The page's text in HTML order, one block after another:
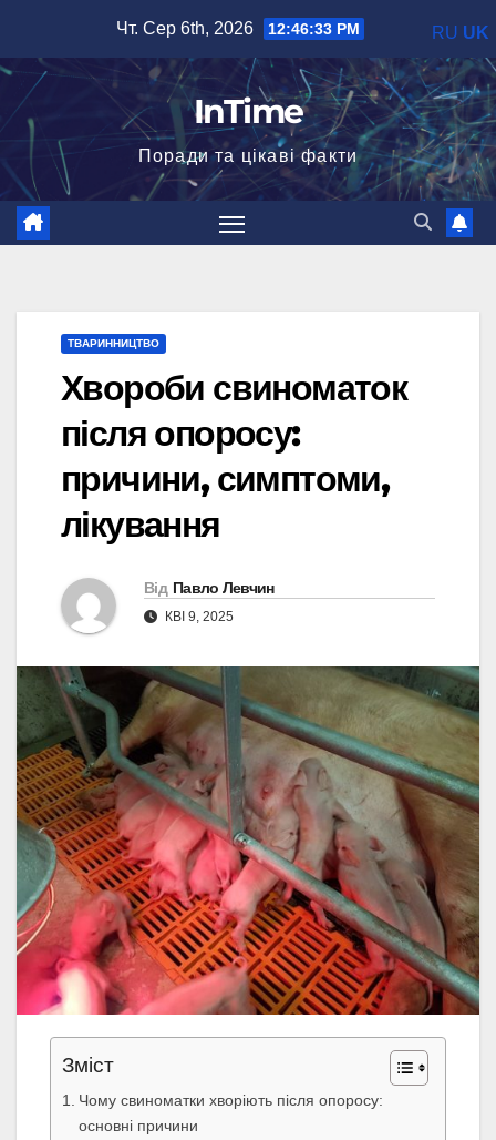
вмісту
Чт. Сер 6th, 2026 12:46:35 PM
InTime
Поради та цікаві факти
ТВАРИННИЦТВО
Хвороби свиноматок
після опоросу:
причини, симптоми,
лікування
Від Павло Левчин
КВІ 9, 2025
Зміст
Чому свиноматки хворіють після опоросу:
основні причини
RU UK